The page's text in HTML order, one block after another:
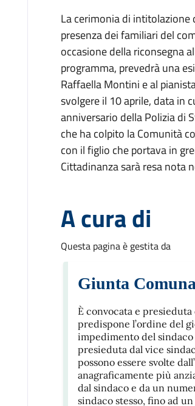
La cerimonia di intitolazione
presenza dei familiari del
occasione della riconsegna
programma, prevedrà una
Raffaella Montini e al
svolgere il 10 aprile, data in
anniversario della Polizia di
che ha colpito la Comunità
con il figlio che portava in
Cittadinanza sarà resa nota
A cura di
Questa pagina è gestita da
Giunta
È convocata e
predispone l’ordine del
impedimento del
presieduta dal vice
possono essere svolte
anagraficamente più
dal sindaco e da un
sindaco stesso, fino ad